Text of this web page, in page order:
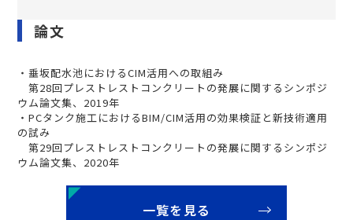
論文
・垂坂配水池におけるCIM活用への取組み
第28回プレストレストコンクリートの発展に関するシンポジ
ウム論文集、2019年
・PCタンク施工におけるBIM/CIM活用の効果検証と新技術適用
の試み
第29回プレストレストコンクリートの発展に関するシンポジ
ウム論文集、2020年
一覧を見る